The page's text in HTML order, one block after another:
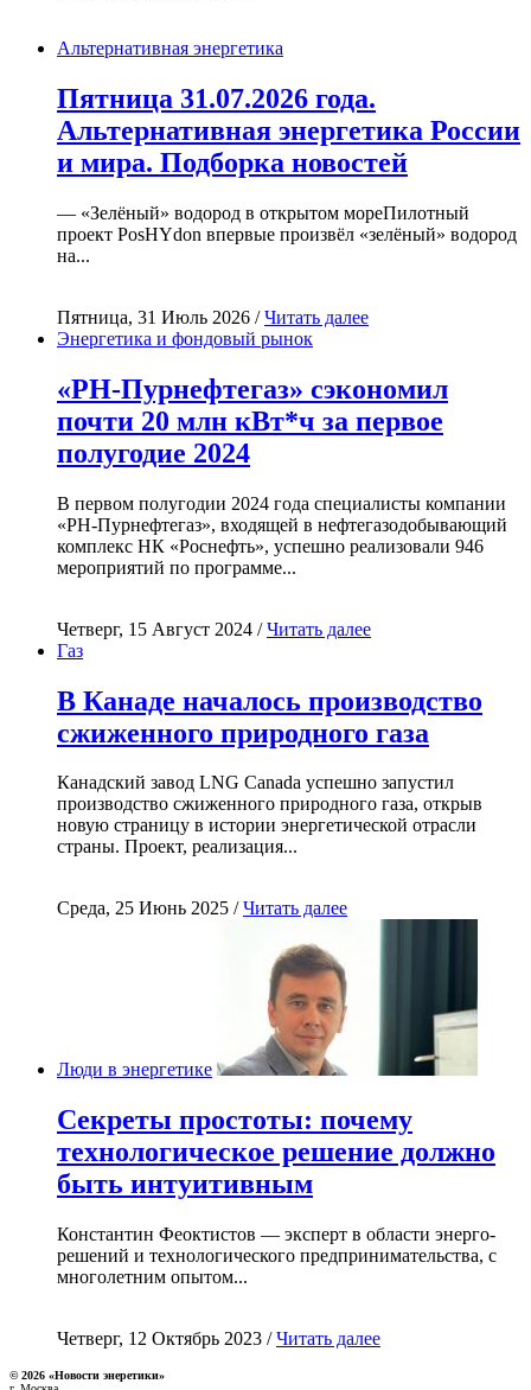
Альтернативная энергетика
Пятница 31.07.2026 года.
Альтернативная энергетика России
и мира. Подборка новостей
— «Зелёный» водород в открытом мореПилотный
проект PosHYdon впервые произвёл «зелёный» водород
на...
Пятница, 31 Июль 2026 /Читать далее
Энергетика и фондовый рынок
«РН-Пурнефтегаз» сэкономил
почти 20 млн кВт*ч за первое
полугодие 2024
В первом полугодии 2024 года специалисты компании
«РН-Пурнефтегаз», входящей в нефтегазодобывающий
комплекс НК «Роснефть», успешно реализовали 946
мероприятий по программе...
Четверг, 15 Август 2024 /Читать далее
Газ
В Канаде началось производство
сжиженного природного газа
Канадский завод LNG Canada успешно запустил
производство сжиженного природного газа, открыв
новую страницу в истории энергетической отрасли
страны. Проект, реализация...
Среда, 25 Июнь 2025 /Читать далее
Люди в энергетике
Секреты простоты: почему
технологическое решение должно
быть интуитивным
Константин Феоктистов — эксперт в области энерго-
решений и технологического предпринимательства, с
многолетним опытом...
Четверг, 12 Октябрь 2023 /Читать далее
© 2026 «Новости энеретики»